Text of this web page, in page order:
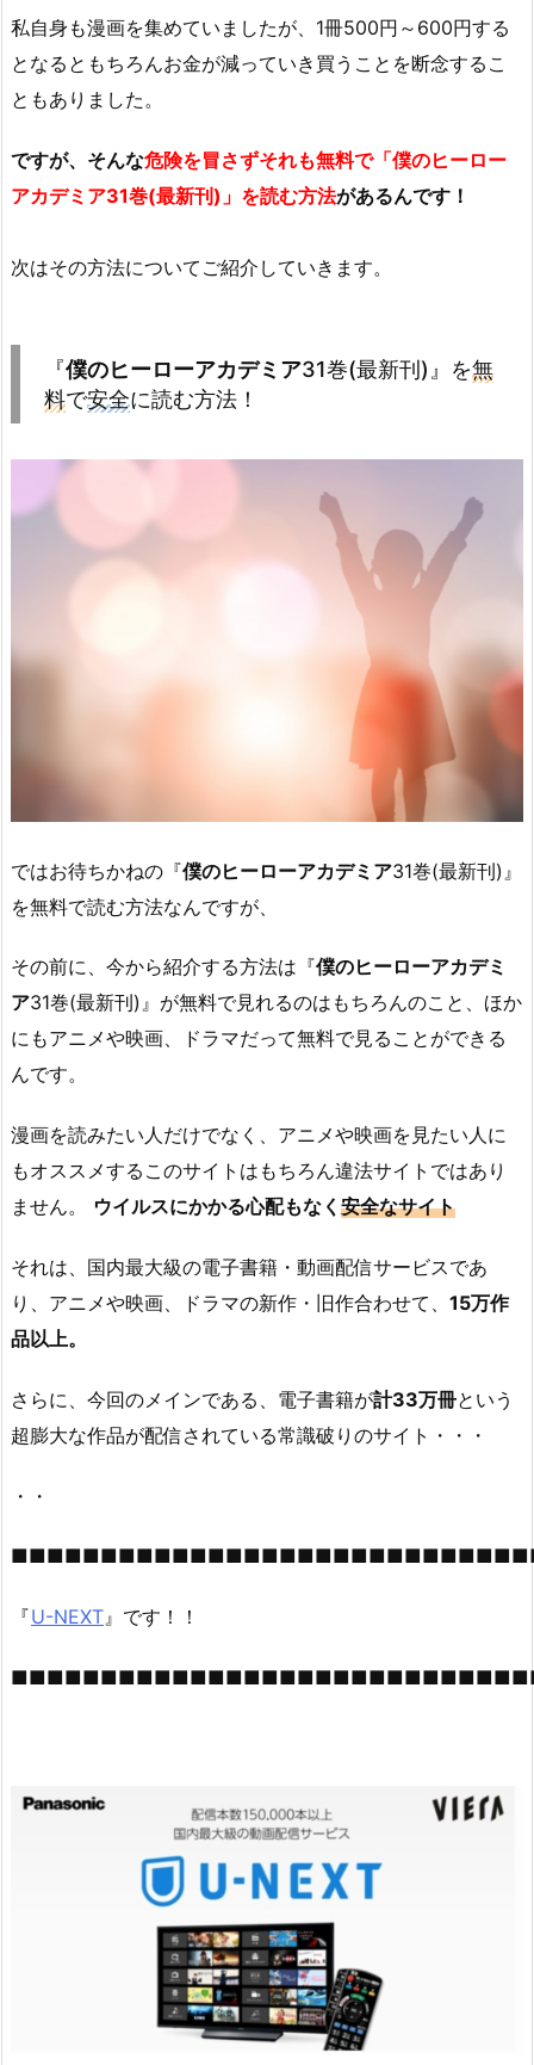
私自身も漫画を集めていましたが、1冊500円～600円する
となるともちろんお金が減っていき買うことを断念するこ
ともありました。
ですが、そんな危険を冒さずそれも無料で「僕のヒーロー
アカデミア31巻(最新刊)」を読む方法があるんです！
次はその方法についてご紹介していきます。
『僕のヒーローアカデミア31巻(最新刊)』を無
料で安全に読む方法！
ではお待ちかねの『僕のヒーローアカデミア31巻(最新刊)』
を無料で読む方法なんですが、
その前に、今から紹介する方法は『僕のヒーローアカデミ
ア31巻(最新刊)』が無料で見れるのはもちろんのこと、ほか
にもアニメや映画、ドラマだって無料で見ることができる
んです。
漫画を読みたい人だけでなく、アニメや映画を見たい人に
もオススメするこのサイトはもちろん違法サイトではあり
ません。 ウイルスにかかる心配もなく 安全なサイト
それは、国内最大級の電子書籍・動画配信サービスであ
り、アニメや映画、ドラマの新作・旧作合わせて、 15万作
品以上。
さらに、今回のメインである、電子書籍が計33万冊という
超膨大な作品が配信されている常識破りのサイト・・・
・・
『U-NEXT』です！！